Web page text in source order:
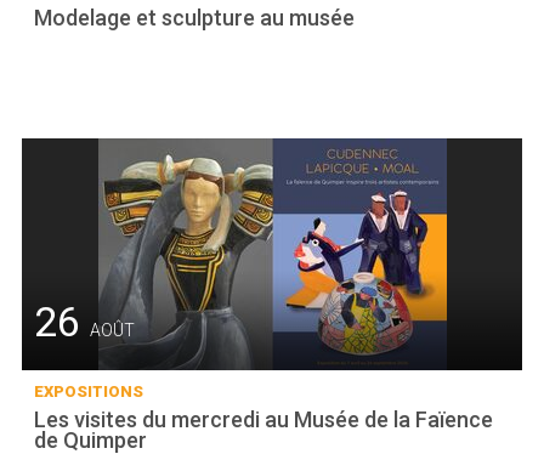
Modelage et sculpture au musée
26 AOÛT
EXPOSITIONS
Les visites du mercredi au Musée de la Faïence
de Quimper